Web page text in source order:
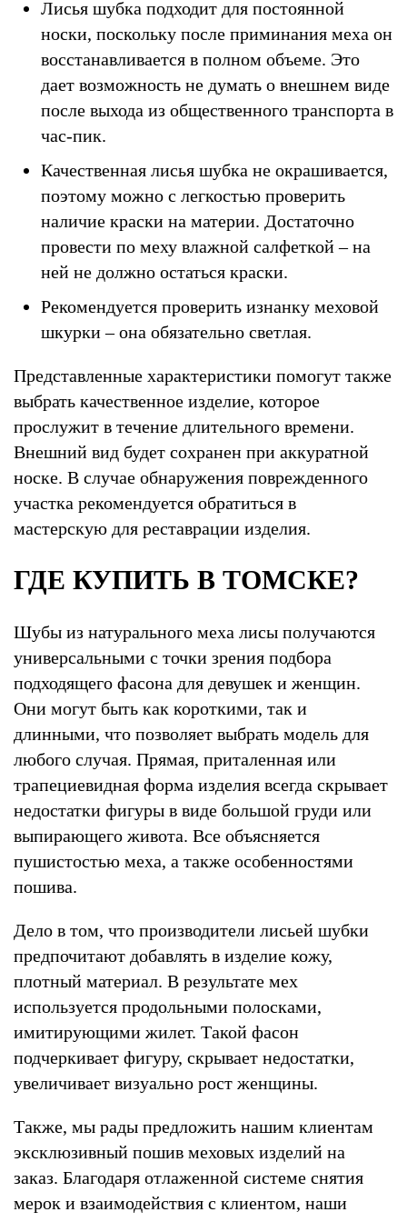
Лисья шубка подходит для постоянной
носки, поскольку после приминания меха он
восстанавливается в полном объеме. Это
дает возможность не думать о внешнем виде
после выхода из общественного транспорта в
час-пик.
Качественная лисья шубка не окрашивается,
поэтому можно с легкостью проверить
наличие краски на материи. Достаточно
провести по меху влажной салфеткой – на
ней не должно остаться краски.
Рекомендуется проверить изнанку меховой
шкурки – она обязательно светлая.
Представленные характеристики помогут также
выбрать качественное изделие, которое
прослужит в течение длительного времени.
Внешний вид будет сохранен при аккуратной
носке. В случае обнаружения поврежденного
участка рекомендуется обратиться в
мастерскую для реставрации изделия.
ГДЕ КУПИТЬ В ТОМСКЕ?
Шубы из натурального меха лисы получаются
универсальными с точки зрения подбора
подходящего фасона для девушек и женщин.
Они могут быть как короткими, так и
длинными, что позволяет выбрать модель для
любого случая. Прямая, приталенная или
трапециевидная форма изделия всегда скрывает
недостатки фигуры в виде большой груди или
выпирающего живота. Все объясняется
пушистостью меха, а также особенностями
пошива.
Дело в том, что производители лисьей шубки
предпочитают добавлять в изделие кожу,
плотный материал. В результате мех
используется продольными полосками,
имитирующими жилет. Такой фасон
подчеркивает фигуру, скрывает недостатки,
увеличивает визуально рост женщины.
Также, мы рады предложить нашим клиентам
эксклюзивный пошив меховых изделий на
заказ. Благодаря отлаженной системе снятия
мерок и взаимодействия с клиентом, наши